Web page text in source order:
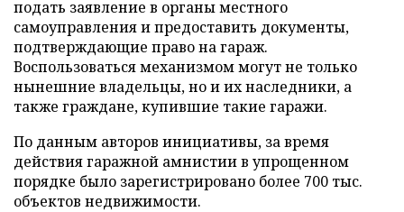
подать заявление в органы местного
самоуправления и предоставить документы,
подтверждающие право на гараж.
Воспользоваться механизмом могут не только
нынешние владельцы, но и их наследники, а
также граждане, купившие такие гаражи.
По данным авторов инициативы, за время
действия гаражной амнистии в упрощенном
порядке было зарегистрировано более 700 тыс.
объектов недвижимости.